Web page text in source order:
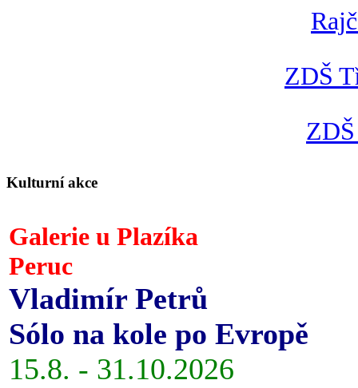
ZDŠ
Kulturní akce
Galerie u Plazíka
Peruc
Vladimír Petrů
Sólo na kole po Evropě
15.8. - 31.10.2026